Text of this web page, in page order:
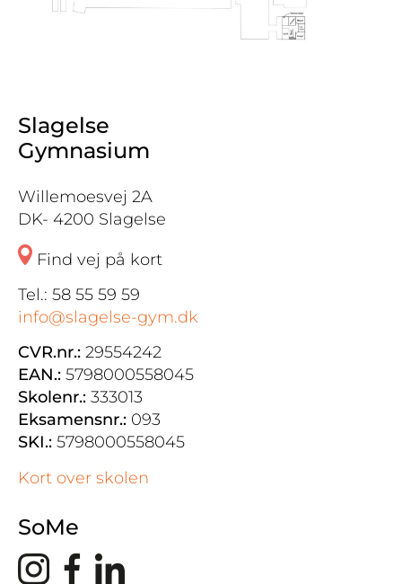
Slagelse
Gymnasium
Willemoesvej 2A
DK- 4200 Slagelse
Find vej på kort
Tel.: 58 55 59 59
info@slagelse-gym.dk
CVR.nr.: 29554242
EAN.: 5798000558045
Skolenr.: 333013
Eksamensnr.: 093
SKI.: 5798000558045
Kort over skolen
SoMe